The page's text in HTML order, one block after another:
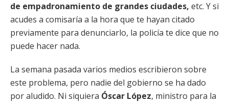
de empadronamiento de grandes ciudades, etc. Y si
acudes a comisaría a la hora que te hayan citado
previamente para denunciarlo, la policía te dice que no
puede hacer nada.
La semana pasada varios medios escribieron sobre
este problema, pero nadie del gobierno se ha dado
por aludido. Ni siquiera Óscar López, ministro para la